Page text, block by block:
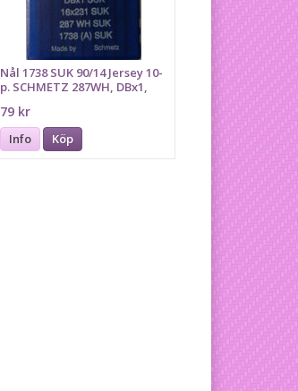
Nål 1738 SUK 90/14 Jersey 10-
p. SCHMETZ 287WH, DBx1,
79 kr
Info Köp